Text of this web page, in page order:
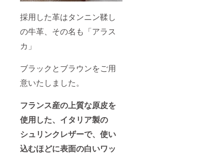
採用した革はタンニン鞣し
の牛革、その名も「アラス
カ」
ブラックとブラウンをご用
意いたしました。
フランス産の上質な原皮を
使用した、イタリア製の
シュリンクレザーで、使い
込むほどに表面の白いワッ